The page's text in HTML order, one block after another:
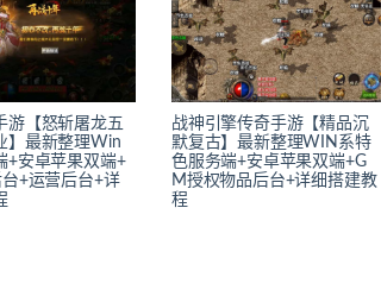
游【怒斩屠龙五
】最新整理Win
+安卓苹果双端+
+运营后台+详
战神引擎传奇手游【精品沉
默复古】最新整理WIN系特
色服务端+安卓苹果双端+G
M授权物品后台+详细搭建教
程